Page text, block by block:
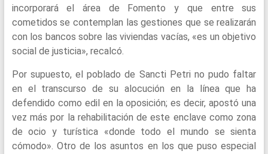
incorporará el área de Fomento y que entre sus
cometidos se contemplan las gestiones que se realizarán
con los bancos sobre las viviendas vacías, «es un objetivo
social de justicia», recalcó.
Por supuesto, el poblado de Sancti Petri no pudo faltar
en el transcurso de su alocución en la línea que ha
defendido como edil en la oposición; es decir, apostó una
vez más por la rehabilitación de este enclave como zona
de ocio y turística «donde todo el mundo se sienta
cómodo». Otro de los asuntos en los que puso especial